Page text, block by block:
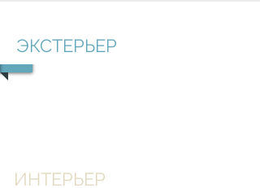
ЭКСТЕРЬЕР
ИНТЕРЬЕР